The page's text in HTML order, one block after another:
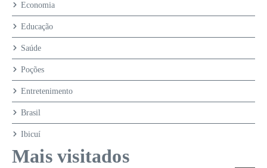
Economia
Educação
Saúde
Poções
Entretenimento
Brasil
Ibicuí
Mais visitados